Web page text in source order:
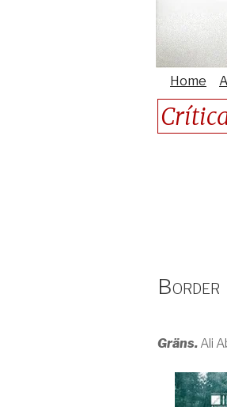
Home
Border
Gräns. Ali